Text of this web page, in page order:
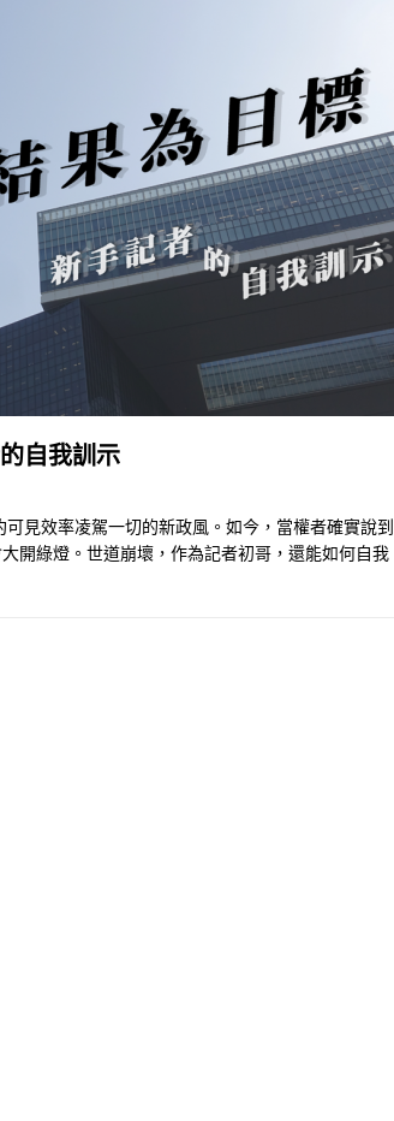
自我訓示
見效率凌駕一切的新政風。如今，當權者確實說到
開綠燈。世道崩壞，作為記者初哥，還能如何自我